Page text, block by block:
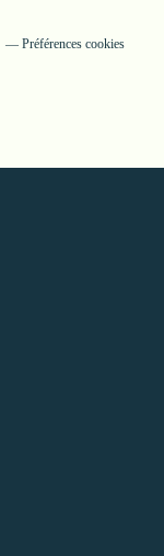
Préférences cookies